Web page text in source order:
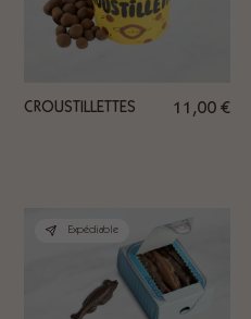
CROUSTILLETTES 11,00 €
Expédiable